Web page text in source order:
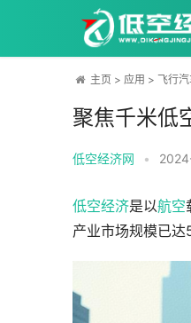
主页 > 应用 > 飞行
聚焦千米低
低空经济网 •
低空经济是以航空